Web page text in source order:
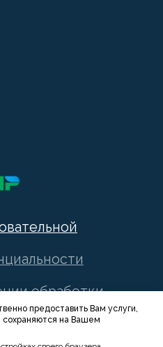
предоставить Вам услуги,
на Вашем